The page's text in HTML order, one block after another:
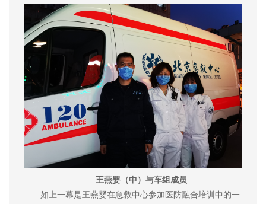
王燕婴（中）与车组成员
如上一幕是王燕婴在急救中心参加医防融合培训中的一